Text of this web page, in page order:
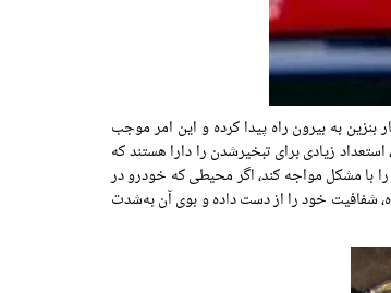
به بیرون راه پیدا کرده و این امر موجب
زیادی برای تبخیرشدن را دارا هستند که
با مشکل مواجه کند، اگر محیطی که خودرو در
شفافیت خود را از دست داده و بوی آن به‌شدت